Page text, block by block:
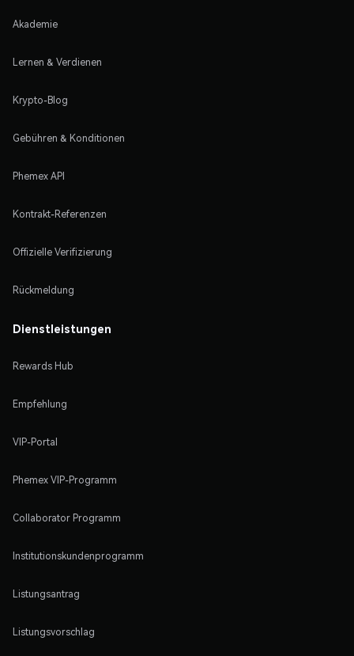
Akademie
Lernen & Verdienen
Krypto-Blog
Gebühren & Konditionen
Phemex API
Kontrakt-Referenzen
Offizielle Verifizierung
Rückmeldung
Dienstleistungen
Rewards Hub
Empfehlung
VIP-Portal
Phemex VIP-Programm
Collaborator Programm
Institutionskundenprogramm
Listungsantrag
Listungsvorschlag